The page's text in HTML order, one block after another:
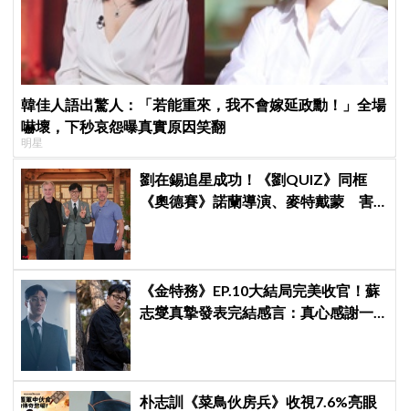
韓佳人語出驚人：「若能重來，我不會嫁延政勳！」全場
嚇壞，下秒哀怨曝真實原因笑翻
明星
劉在錫追星成功！《劉QUIZ》同框
《奧德賽》諾蘭導演、麥特戴蒙 害
《金特務》EP.10大結局完美收官！蘇
志燮真摯發表完結感言：真心感謝一
朴志訓《菜鳥伙房兵》收視7.6%亮眼